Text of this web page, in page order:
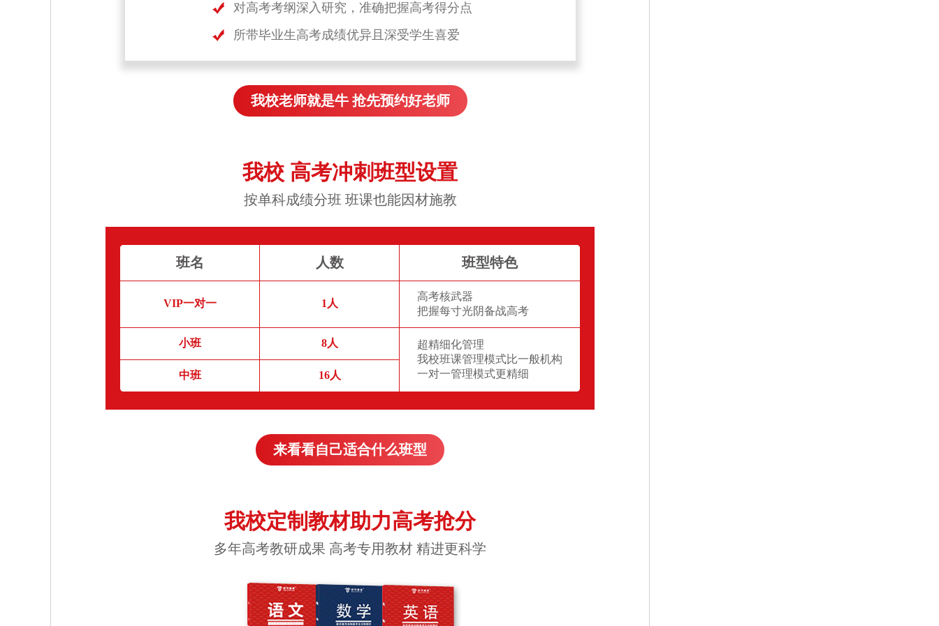
对高考考纲深入研究，准确把握高考得分点
所带毕业生高考成绩优异且深受学生喜爱
我校老师就是牛 抢先预约好老师
我校 高考冲刺班型设置
按单科成绩分班 班课也能因材施教
班名 人数 班型特色
VIP一对一 1人
高考核武器
把握每寸光阴备战高考
小班 8人
超精细化管理
我校班课管理模式比一般机构
一对一管理模式更精细
中班 16人
来看看自己适合什么班型
我校定制教材助力高考抢分
多年高考教研成果 高考专用教材 精进更科学